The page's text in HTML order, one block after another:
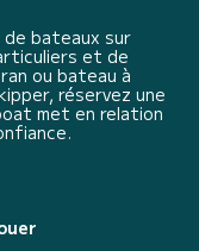
bateaux sur
et de
ou bateau à
réservez une
met en relation